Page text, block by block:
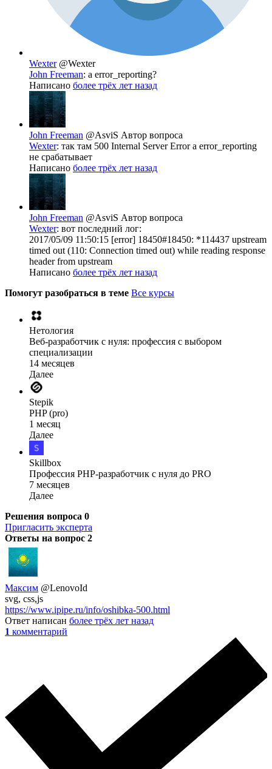
Wexter @Wexter
John Freeman: а error_reporting?
Написано более трёх лет назад
John Freeman @AsviS Автор вопроса
Wexter: так там 500 Internal Server Error а error_reporting
не срабатывает
Написано более трёх лет назад
John Freeman @AsviS Автор вопроса
Wexter: вот последний лог:
2017/05/09 11:50:15 [error] 18450#18450: *114437 upstream
timed out (110: Connection timed out) while reading response
header from upstream
Написано более трёх лет назад
Помогут разобраться в теме Все курсы
Нетология
Веб-разработчик с нуля: профессия с выбором
специализации
14 месяцев
Далее
Stepik
PHP (pro)
1 месяц
Далее
Skillbox
Профессия PHP-разработчик с нуля до PRO
7 месяцев
Далее
Решения вопроса 0
Пригласить эксперта
Ответы на вопрос 2
Максим @LenovoId
svg, css,js
https://www.ipipe.ru/info/oshibka-500.html
Ответ написан более трёх лет назад
1 комментарий